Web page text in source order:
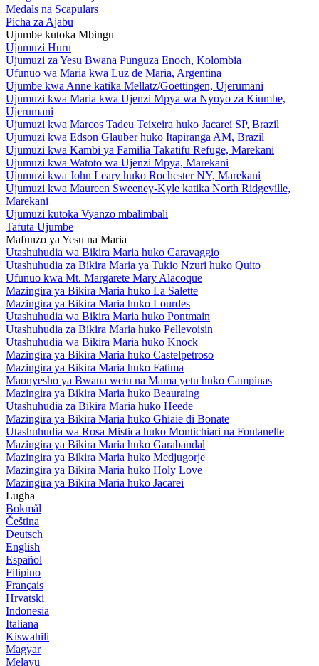
Medals na Scapulars
Picha za Ajabu
Ujumbe kutoka Mbingu
Ujumuzi Huru
Ujumuzi za Yesu Bwana Punguza Enoch, Kolombia
Ufunuo wa Maria kwa Luz de Maria, Argentina
Ujumbe kwa Anne katika Mellatz/Goettingen, Ujerumani
Ujumuzi kwa Maria kwa Ujenzi Mpya wa Nyoyo za Kiumbe,
Ujerumani
Ujumuzi kwa Marcos Tadeu Teixeira huko Jacareí SP, Brazil
Ujumuzi kwa Edson Glauber huko Itapiranga AM, Brazil
Ujumuzi kwa Kambi ya Familia Takatifu Refuge, Marekani
Ujumuzi kwa Watoto wa Ujenzi Mpya, Marekani
Ujumuzi kwa John Leary huko Rochester NY, Marekani
Ujumuzi kwa Maureen Sweeney-Kyle katika North Ridgeville,
Marekani
Ujumuzi kutoka Vyanzo mbalimbali
Tafuta Ujumbe
Mafunzo ya Yesu na Maria
Utashuhudia wa Bikira Maria huko Caravaggio
Utashuhudia za Bikira Maria ya Tukio Nzuri huko Quito
Ufunuo kwa Mt. Margarete Mary Alacoque
Mazingira ya Bikira Maria huko La Salette
Mazingira ya Bikira Maria huko Lourdes
Utashuhudia wa Bikira Maria huko Pontmain
Utashuhudia za Bikira Maria huko Pellevoisin
Utashuhudia wa Bikira Maria huko Knock
Mazingira ya Bikira Maria huko Castelpetroso
Mazingira ya Bikira Maria huko Fatima
Maonyesho ya Bwana wetu na Mama yetu huko Campinas
Mazingira ya Bikira Maria huko Beauraing
Utashuhudia za Bikira Maria huko Heede
Mazingira ya Bikira Maria huko Ghiaie di Bonate
Utashuhudia wa Rosa Mistica huko Montichiari na Fontanelle
Mazingira ya Bikira Maria huko Garabandal
Mazingira ya Bikira Maria huko Medjugorje
Mazingira ya Bikira Maria huko Holy Love
Mazingira ya Bikira Maria huko Jacarei
Lugha
Bokmål
Čeština
Deutsch
English
Español
Filipino
Français
Hrvatski
Indonesia
Italiana
Kiswahili
Magyar
Melayu